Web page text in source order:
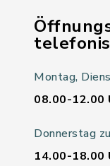
Montag,
08.00-12.00
Donnerstag
14.00-18.00